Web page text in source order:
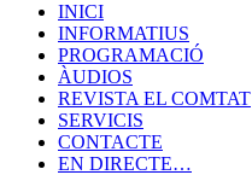
INICI
INFORMATIUS
PROGRAMACIÓ
ÀUDIOS
REVISTA EL COMTAT
SERVICIS
CONTACTE
EN DIRECTE…